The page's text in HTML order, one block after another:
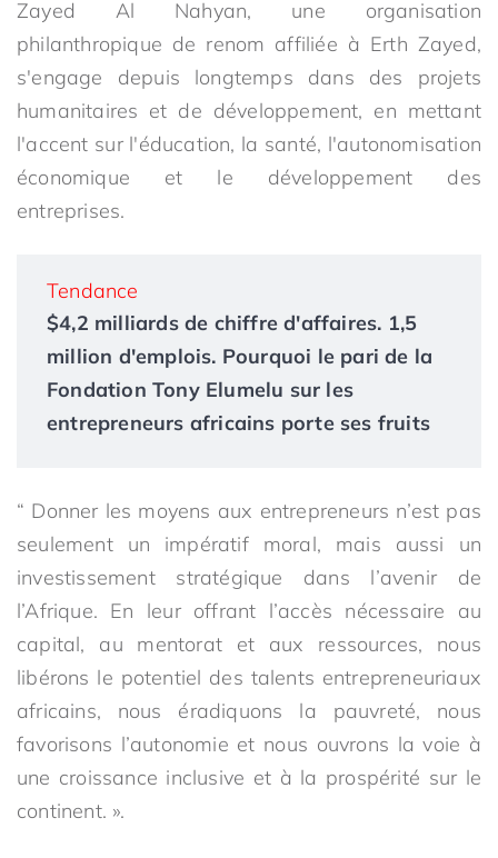
Zayed Al Nahyan, une organisation
philanthropique de renom affiliée à Erth Zayed,
s'engage depuis longtemps dans des projets
humanitaires et de développement, en mettant
l'accent sur l'éducation, la santé, l'autonomisation
économique et le développement des
entreprises.
Tendance
$4,2 milliards de chiffre d'affaires. 1,5
million d'emplois. Pourquoi le pari de la
Fondation Tony Elumelu sur les
entrepreneurs africains porte ses fruits
“ Donner les moyens aux entrepreneurs n’est pas
seulement un impératif moral, mais aussi un
investissement stratégique dans l’avenir de
l’Afrique. En leur offrant l’accès nécessaire au
capital, au mentorat et aux ressources, nous
libérons le potentiel des talents entrepreneuriaux
africains, nous éradiquons la pauvreté, nous
favorisons l’autonomie et nous ouvrons la voie à
une croissance inclusive et à la prospérité sur le
continent. ».